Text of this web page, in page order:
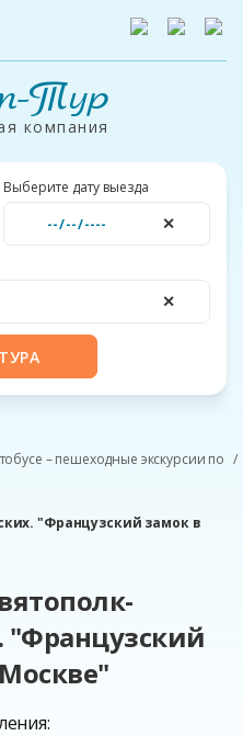
Тур
компания
Выберите дату выезда
✕
✕
– пешеходные экскурсии по
"Французский замок в
"Французский